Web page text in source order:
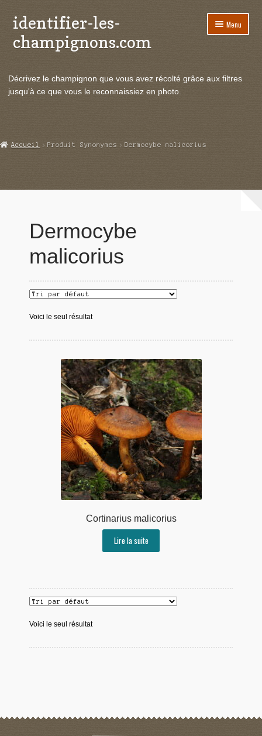
Aller
à
la
Aller
au
contenu
identifier-les-
champignons.com
Menu
le
Actualités
Echanges et contacts
Décrivez le champignon que vous avez récolté grâce aux filtres
jusqu'à ce que vous le reconnaissiez en photo.
Accueil Produit Synonymes Dermocybe malicorius
Dermocybe
malicorius
Voici le seul résultat
Cortinarius malicorius
Lire la suite
Voici le seul résultat